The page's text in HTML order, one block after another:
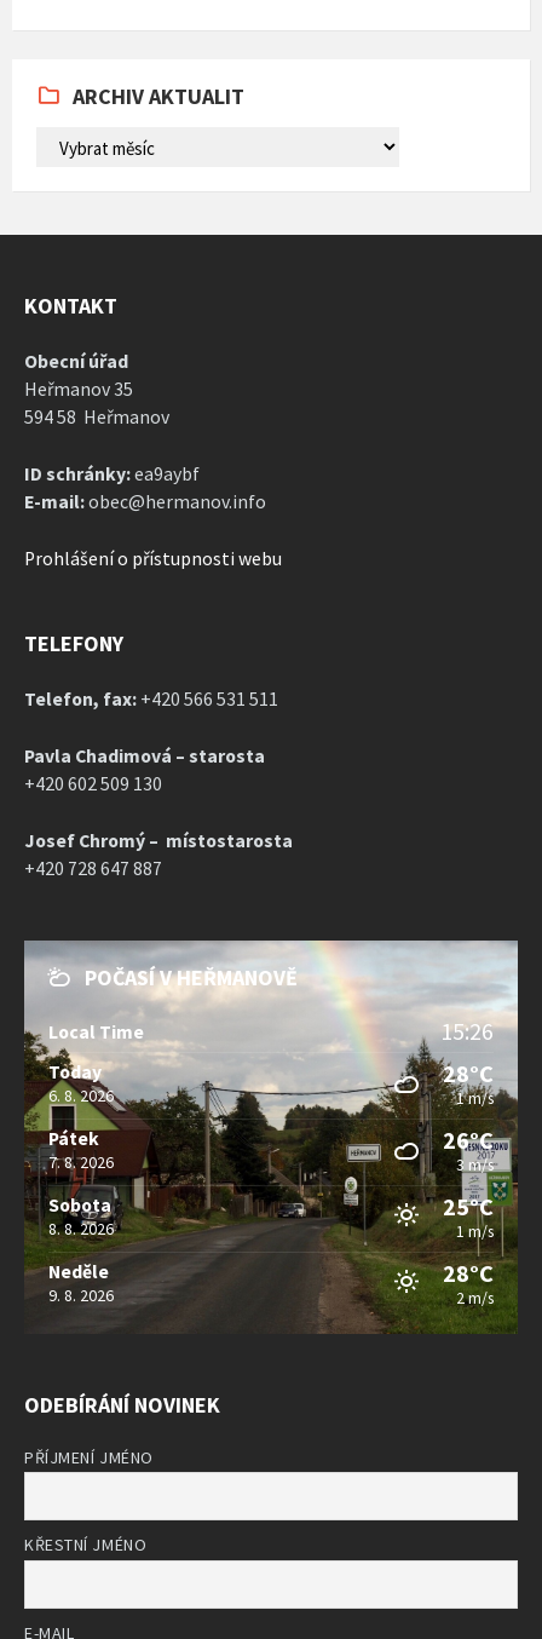
to
days
ARCHIV AKTUALIT
ARCHIV
AKTUALIT
KONTAKT
Obecní úřad
Heřmanov 35
594 58 Heřmanov
ID schránky:ea9aybf
E-mail:obec@hermanov.info
Prohlášení o přístupnosti webu
TELEFONY
Telefon, fax: +420 566 531 511
Pavla Chadimová – starosta
+420 602 509 130
Josef Chromý – místostarosta
+420 728 647 887
POČASÍ V HEŘMANOVĚ
Local Time 15:26
Today
6. 8. 2026
28°C
1 m/s
Pátek
7. 8. 2026
26°C
3 m/s
Sobota
8. 8. 2026
25°C
1 m/s
Neděle
9. 8. 2026
28°C
2 m/s
ODEBÍRÁNÍ NOVINEK
PŘÍJMENÍ JMÉNO
KŘESTNÍ JMÉNO
E-MAIL